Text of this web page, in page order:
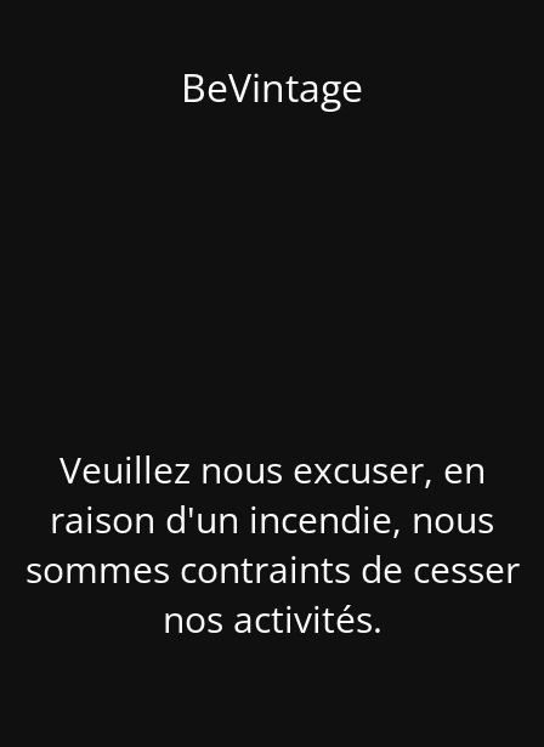
BeVintage
Veuillez nous excuser, en
raison d'un incendie, nous
sommes contraints de cesser
nos activités.